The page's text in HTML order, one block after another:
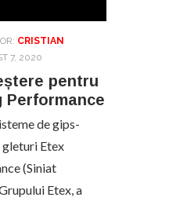
CRISTIAN
7, 2020
pentru
Performance
de gips-
Etex
(Siniat
Etex, a